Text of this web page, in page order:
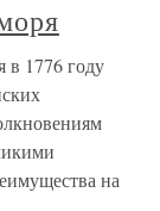
в 1776 году
на